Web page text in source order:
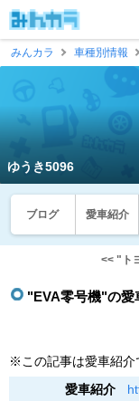
みんカラ
車種別情報
ゆうき5096
ブログ 愛車紹介
<< "ト
"EVA零号機"の愛
※この記事は愛車紹介
愛車紹介